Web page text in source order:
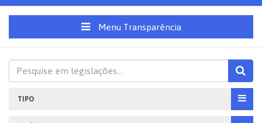
Menu Transparência
TIPO